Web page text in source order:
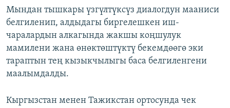
Мындан тышкары үзгүлтүксүз диалогдун мааниси
белгиленип, алдыдагы биргелешкен иш-
чаралардын алкагында жакшы коңшулук
мамилени жана өнөктөштүктү бекемдөөгө эки
тараптын тең кызыкчылыгы баса белгиленгени
маалымдалды.
Кыргызстан менен Тажикстан ортосунда чек